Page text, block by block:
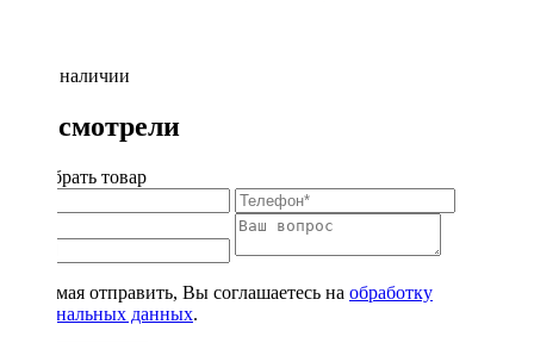
Нет в наличии
Вы смотрели
Подобрать товар
Нажимая отправить, Вы соглашаетесь на обработку
персональных данных.